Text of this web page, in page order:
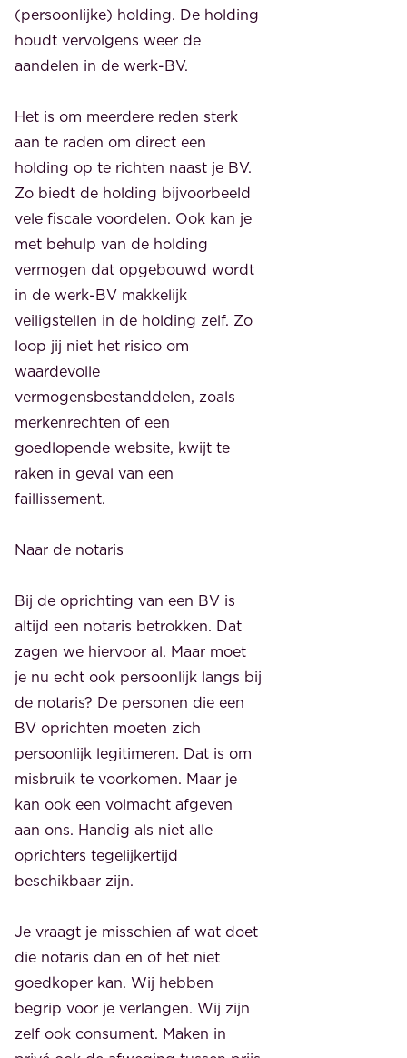
(persoonlijke) holding. De holding
houdt vervolgens weer de
aandelen in de werk-BV.
Het is om meerdere reden sterk
aan te raden om direct een
holding op te richten naast je BV.
Zo biedt de holding bijvoorbeeld
vele fiscale voordelen. Ook kan je
met behulp van de holding
vermogen dat opgebouwd wordt
in de werk-BV makkelijk
veiligstellen in de holding zelf. Zo
loop jij niet het risico om
waardevolle
vermogensbestanddelen, zoals
merkenrechten of een
goedlopende website, kwijt te
raken in geval van een
faillissement.
Naar de notaris
Bij de oprichting van een BV is
altijd een notaris betrokken. Dat
zagen we hiervoor al. Maar moet
je nu echt ook persoonlijk langs bij
de notaris? De personen die een
BV oprichten moeten zich
persoonlijk legitimeren. Dat is om
misbruik te voorkomen. Maar je
kan ook een volmacht afgeven
aan ons. Handig als niet alle
oprichters tegelijkertijd
beschikbaar zijn.
Je vraagt je misschien af wat doet
die notaris dan en of het niet
goedkoper kan. Wij hebben
begrip voor je verlangen. Wij zijn
zelf ook consument. Maken in